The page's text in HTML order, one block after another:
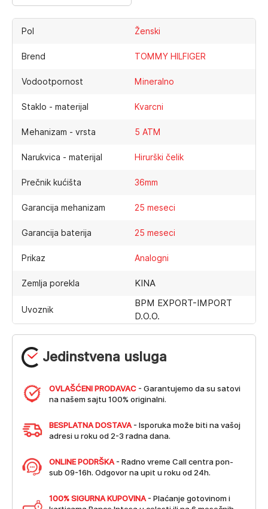
Jedinstvena usluga
OVLAŠĆENI PRODAVAC - Garantujemo da su satovi
na našem sajtu 100% originalni.
BESPLATNA DOSTAVA - Isporuka može biti na vašoj
adresi u roku od 2-3 radna dana.
ONLINE PODRŠKA - Radno vreme Call centra pon-
sub 09-16h. Odgovor na upit u roku od 24h.
100% SIGURNA KUPOVINA - Plaćanje gotovinom i
Pol Ženski
Brend TOMMY HILFIGER
Vodootpornost Mineralno
Staklo - materijal Kvarcni
Mehanizam - vrsta 5 ATM
Narukvica - materijal Hirurški čelik
Prečnik kućišta 36mm
Garancija mehanizam 25 meseci
Garancija baterija 25 meseci
Prikaz Analogni
Zemlja porekla KINA
Uvoznik
BPM EXPORT-IMPORT
D.O.O.